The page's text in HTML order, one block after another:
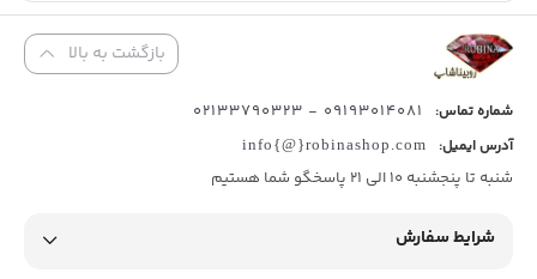
بازگشت به بالا
شماره تماس: 09193014081 - 02133790323
آدرس ایمیل: info{@}robinashop.com
شنبه تا پنجشنبه 10 الی 21 پاسخگو شما هستیم
شرایط سفارش